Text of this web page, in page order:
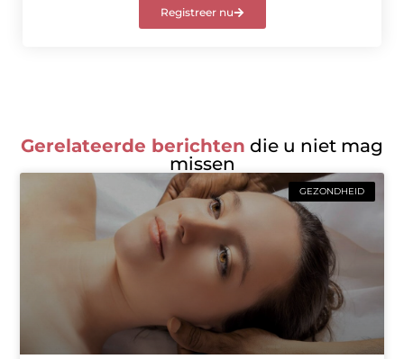
Registreer nu
Gerelateerde berichten die u niet mag
missen
GEZONDHEID